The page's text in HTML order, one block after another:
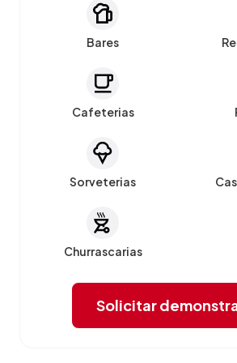
Bares
Cafeterias
Sorveterias
Churrascarias
Solicitar